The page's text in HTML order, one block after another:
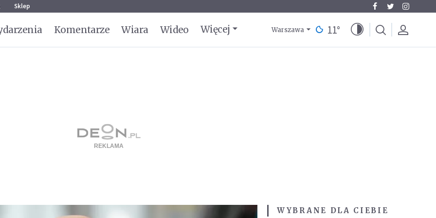
Sklep
Komentarze Wiara Wideo Więcej Warszawa 11°
WYBRANE DLA CIEBIE